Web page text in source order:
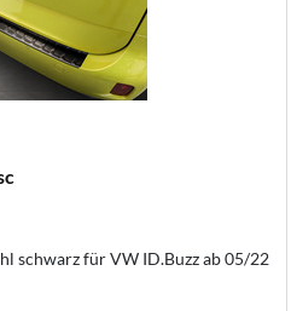
schwarz für VW ID.Buzz ab 05/22